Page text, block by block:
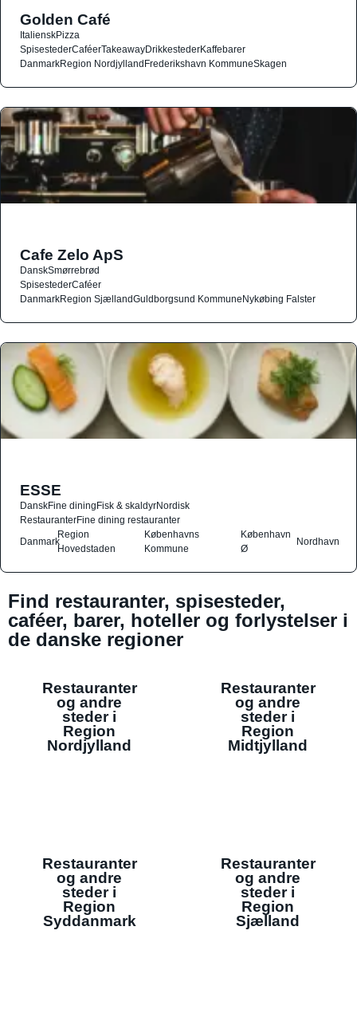
Golden Café
ItalienskPizza
SpisestederCaféerTakeawayDrikkestederKaffebarer
DanmarkRegion NordjyllandFrederikshavn KommuneSkagen
Cafe Zelo ApS
DanskSmørrebrød
SpisestederCaféer
DanmarkRegion SjællandGuldborgsund KommuneNykøbing Falster
ESSE
DanskFine diningFisk & skaldyrNordisk
RestauranterFine dining restauranter
Danmark
Region
Hovedstaden
Københavns
Kommune
København
Ø
Nordhavn
Find restauranter, spisesteder,
caféer, barer, hoteller og forlystelser i
de danske regioner
Restauranter
og andre
steder i
Region
Nordjylland
Restauranter
og andre
steder i
Region
Midtjylland
Restauranter
og andre
steder i
Region
Syddanmark
Restauranter
og andre
steder i
Region
Sjælland